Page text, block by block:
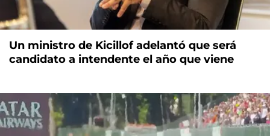
Un ministro de Kicillof adelantó que será
candidato a intendente el año que viene